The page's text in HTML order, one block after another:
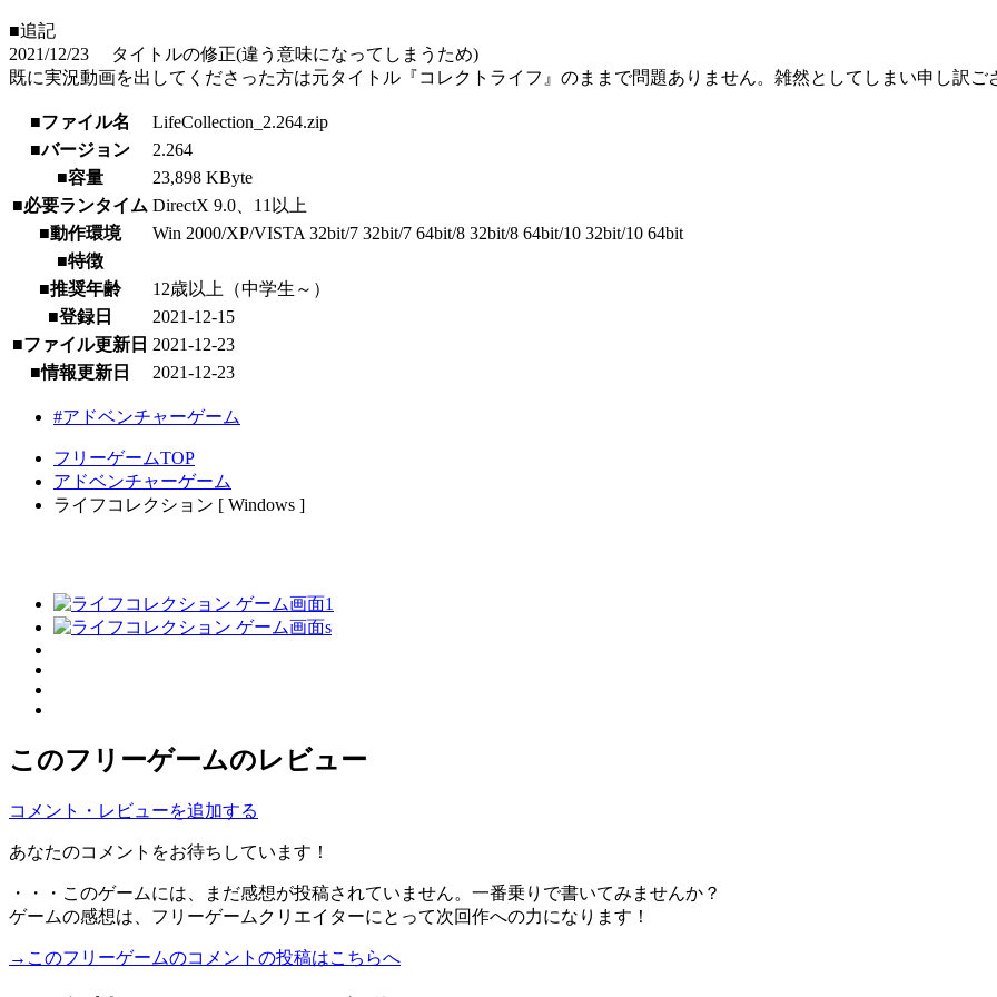
■追記
2021/12/23 タイトルの修正(違う意味になってしまうため)
既に実況動画を出してくださった方は元タイトル『コレクトライフ』のままで問題ありません。雑然としてしまい申し訳ご
■ファイル名
LifeCollection_2.264.zip
■バージョン
2.264
■容量
23,898 KByte
■必要ランタイム DirectX 9.0、11以上
■動作環境
Win 2000/XP/VISTA 32bit/7 32bit/7 64bit/8 32bit/8 64bit/10 32bit/10 64bit
■特徴
■推奨年齢
12歳以上（中学生～）
■登録日
2021-12-15
■ファイル更新日 2021-12-23
■情報更新日
2021-12-23
#アドベンチャーゲーム
フリーゲームTOP
アドベンチャーゲーム
ライフコレクション [ Windows ]
このフリーゲームのレビュー
コメント・レビューを追加する
あなたのコメントをお待ちしています！
・・・このゲームには、まだ感想が投稿されていません。一番乗りで書いてみませんか？
ゲームの感想は、フリーゲームクリエイターにとって次回作への力になります！
→このフリーゲームのコメントの投稿はこちらへ